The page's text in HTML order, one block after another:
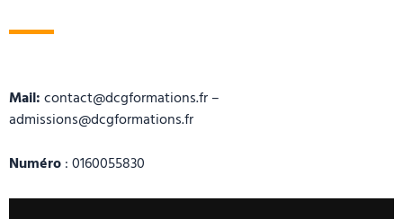
Mail:contact@dcgformations.fr –
admissions@dcgformations.fr
Numéro: 0160055830